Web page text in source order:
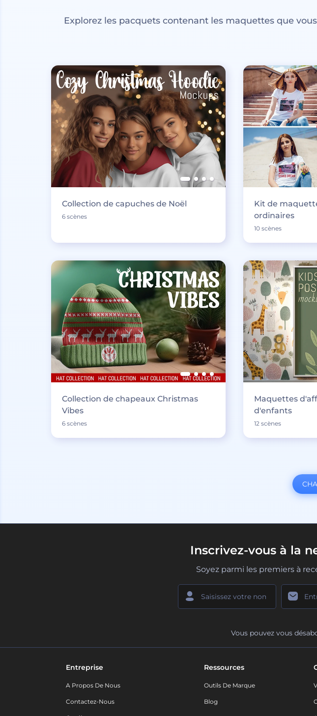
Explorez les pacquets contenant les maquettes que
Collection de capuches de Noël
6 scènes
Kit de
ordinaires
10 scènes
Collection de chapeaux Christmas
Vibes
6 scènes
Maquettes
d'enfants
12 scènes
Inscrivez-vous à la
Soyez parmi les premiers à
Vous pouvez vous
Entreprise
A Propos De Nous
Contactez-Nous
Ressources
Outils De Marque
Blog